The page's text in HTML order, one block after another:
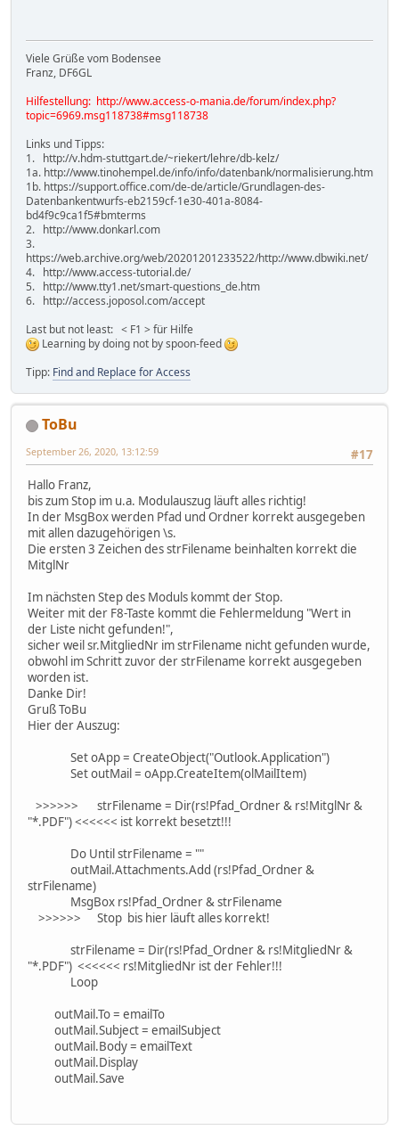
Viele Grüße vom Bodensee
Franz, DF6GL
Hilfestellung: http://www.access-o-mania.de/forum/index.php?
topic=6969.msg118738#msg118738
Links und Tipps:
1. http://v.hdm-stuttgart.de/~riekert/lehre/db-kelz/
1a. http://www.tinohempel.de/info/info/datenbank/normalisierung.htm
1b. https://support.office.com/de-de/article/Grundlagen-des-
Datenbankentwurfs-eb2159cf-1e30-401a-8084-
bd4f9c9ca1f5#bmterms
2. http://www.donkarl.com
3.
https://web.archive.org/web/20201201233522/http://www.dbwiki.net/
4. http://www.access-tutorial.de/
5. http://www.tty1.net/smart-questions_de.htm
6. http://access.joposol.com/accept
Last but not least: < F1 > für Hilfe
Learning by doing not by spoon-feed
Tipp: Find and Replace for Access
ToBu
#17
September 26, 2020, 13:12:59
Hallo Franz,
bis zum Stop im u.a. Modulauszug läuft alles richtig!
In der MsgBox werden Pfad und Ordner korrekt ausgegeben
mit allen dazugehörigen \s.
Die ersten 3 Zeichen des strFilename beinhalten korrekt die
MitglNr
Im nächsten Step des Moduls kommt der Stop.
Weiter mit der F8-Taste kommt die Fehlermeldung "Wert in
der Liste nicht gefunden!",
sicher weil sr.MitgliedNr im strFilename nicht gefunden wurde,
obwohl im Schritt zuvor der strFilename korrekt ausgegeben
worden ist.
Danke Dir!
Gruß ToBu
Hier der Auszug:
Set oApp = CreateObject("Outlook.Application")
Set outMail = oApp.CreateItem(olMailItem)
>>>>>> strFilename = Dir(rs!Pfad_Ordner & rs!MitglNr &
"*.PDF") <<<<<< ist korrekt besetzt!!!
Do Until strFilename = ""
outMail.Attachments.Add (rs!Pfad_Ordner &
strFilename)
MsgBox rs!Pfad_Ordner & strFilename
>>>>>> Stop bis hier läuft alles korrekt!
strFilename = Dir(rs!Pfad_Ordner & rs!MitgliedNr &
"*.PDF") <<<<<< rs!MitgliedNr ist der Fehler!!!
Loop
outMail.To = emailTo
outMail.Subject = emailSubject
outMail.Body = emailText
outMail.Display
outMail.Save